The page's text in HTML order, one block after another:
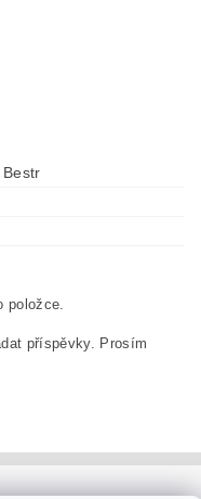
Bestr
položce.
příspěvky. Prosím